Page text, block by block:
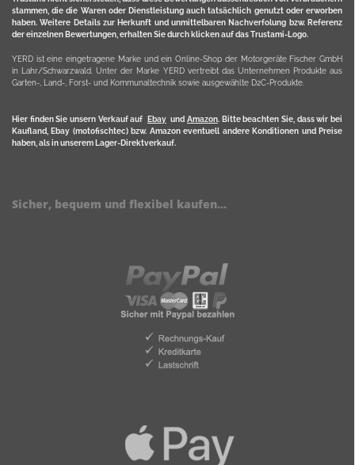
stammen, die die Waren oder Dienstleistung auch tatsächlich genutzt oder erworben
haben. Weitere Details zur Herkunft und unmittelbaren Nachverfolung bzw. Referenz
der einzelnen Bewertungen, erhalten Sie durch klicken auf das Trustami-Logo.
YERD ist eine eingetragene Marke und ein Online-Shop der Motorgeräte Fischer GmbH
in Lahr/Schwarzwald. Unter der Marke YERD vertreibt das Unternehmen Produkte aus
Garten-, Land-, Forst- und Kommunaltechnik sowie ausgewählte D2C-Produkte.
Hier finden Sie unsern Verkauf auf Ebayund Amazon. Bitte beachten Sie, dass wir bei
Kaufland, Ebay (motofischtec) bzw. Amazon eventuell andere Konditionen und Preise
haben, als in unserem Lager-Direktverkauf.
Sicher, bequem und flexibel kaufen...